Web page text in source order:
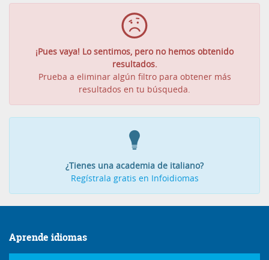
¡Pues vaya! Lo sentimos, pero no hemos obtenido
resultados.
Prueba a eliminar algún filtro para obtener más
resultados en tu búsqueda.
¿Tienes una academia de italiano?
Regístrala gratis en Infoidiomas
Aprende idiomas